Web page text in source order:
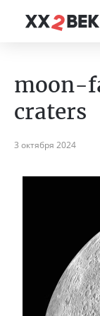
moon-
craters
3 октября 2024